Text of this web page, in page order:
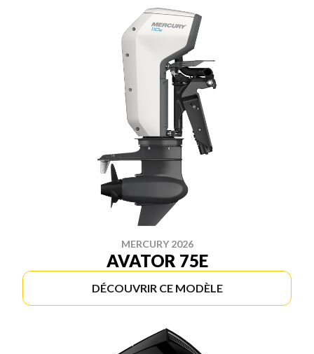
MERCURY 2026
AVATOR 75E
DÉCOUVRIR CE MODÈLE